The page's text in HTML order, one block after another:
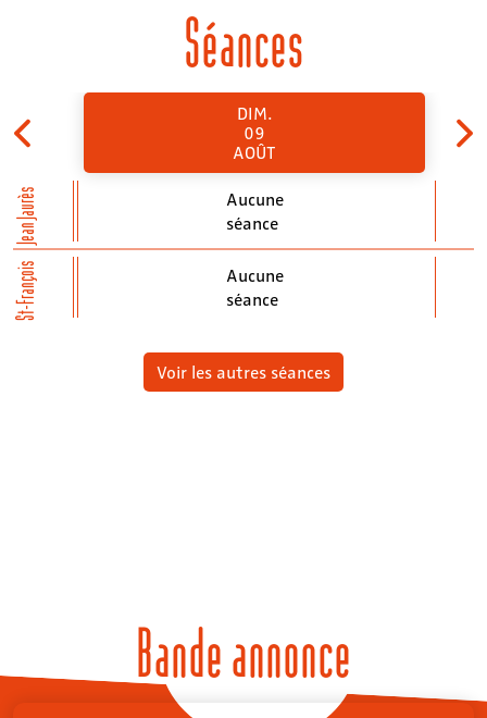
Séances
Jean Jaurès
St-François
DIM.
09
AOÛT
Aucune
séance
Aucune
séance
Voir les autres séances
Bande annonce